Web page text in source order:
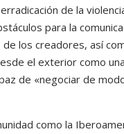
de la
para la
los creadores, así
el exterior como
de «negociar de
como la